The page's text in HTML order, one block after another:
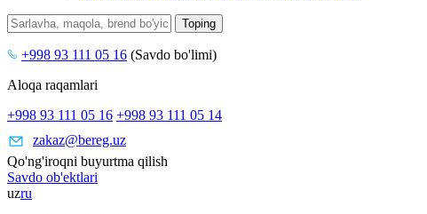
+998 93 111 05 16 (Savdo bo'limi)
Aloqa raqamlari
+998 93 111 05 16 +998 93 111 05 14
zakaz@bereg.uz
Qo'ng'iroqni buyurtma qilish
Savdo ob'ektlari
uzru